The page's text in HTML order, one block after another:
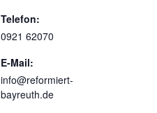
Telefon:
0921 62070
E-Mail:
info@reformiert-
bayreuth.de